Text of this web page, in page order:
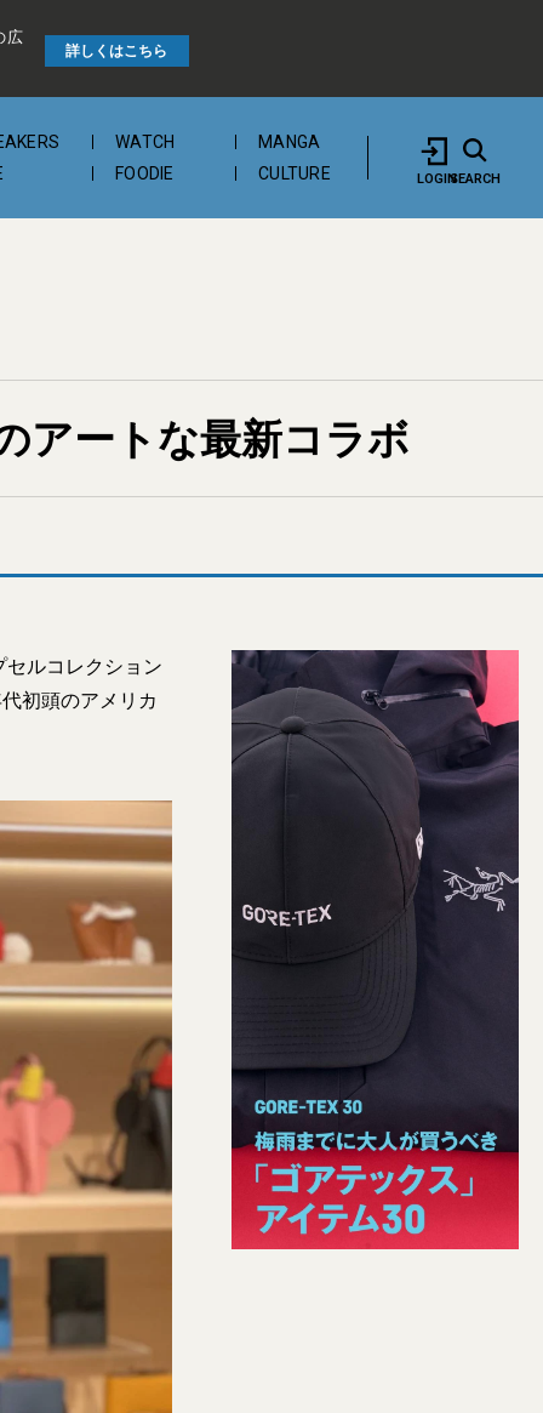
広
詳しくはこちら
WATCH
MANGA
FOODIE CULTURE LOGINSEARCH
アートな最新コラボ
ルコレクション
初頭のアメリカ